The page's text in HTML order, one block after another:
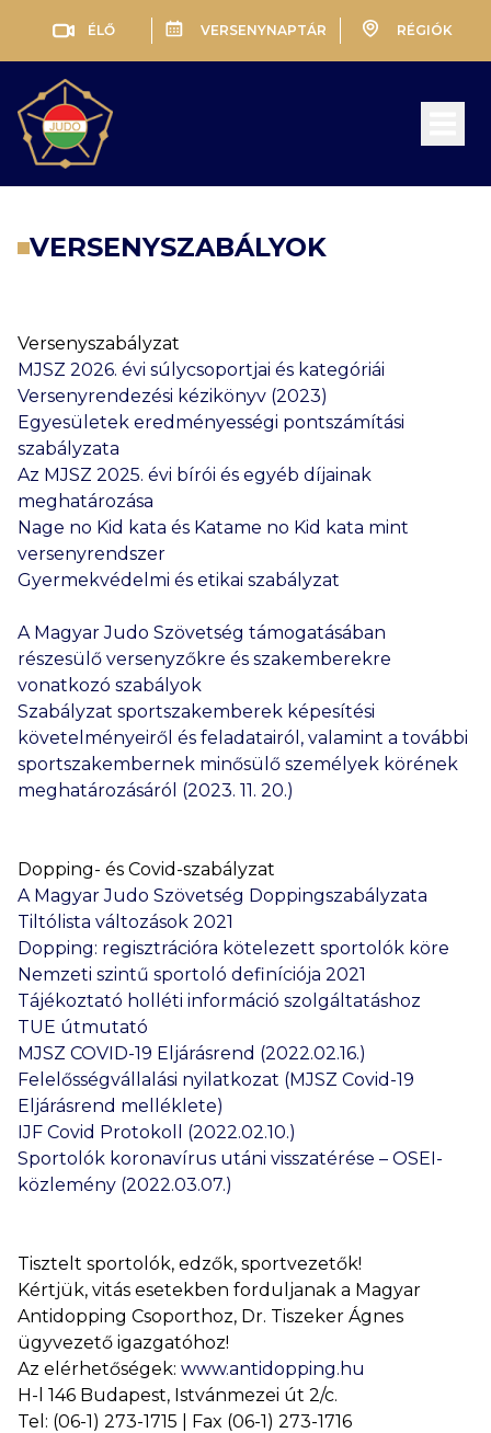
ÉLŐ VERSENYNAPTÁR RÉGIÓK
VERSENYSZABÁLYOK
Versenyszabályzat
MJSZ 2026. évi súlycsoportjai és kategóriái
Versenyrendezési kézikönyv (2023)
Egyesületek eredményességi pontszámítási
szabályzata
Az MJSZ 2025. évi bírói és egyéb díjainak
meghatározása
Nage no Kid kata és Katame no Kid kata mint
versenyrendszer
Gyermekvédelmi és etikai szabályzat
A Magyar Judo Szövetség támogatásában
részesülő versenyzőkre és szakemberekre
vonatkozó szabályok
Szabályzat sportszakemberek képesítési
követelményeiről és feladatairól, valamint a további
sportszakembernek minősülő személyek körének
meghatározásáról (2023. 11. 20.)
Dopping- és Covid-szabályzat
A Magyar Judo Szövetség Doppingszabályzata
Tiltólista változások 2021
Dopping: regisztrációra kötelezett sportolók köre
Nemzeti szintű sportoló definíciója 2021
Tájékoztató holléti információ szolgáltatáshoz
TUE útmutató
MJSZ COVID-19 Eljárásrend (2022.02.16.)
Felelősségvállalási nyilatkozat (MJSZ Covid-19
Eljárásrend melléklete)
IJF Covid Protokoll (2022.02.10.)
Sportolók koronavírus utáni visszatérése – OSEI-
közlemény (2022.03.07.)
Tisztelt sportolók, edzők, sportvezetők!
Kértjük, vitás esetekben forduljanak a Magyar
Antidopping Csoporthoz, Dr. Tiszeker Ágnes
ügyvezető igazgatóhoz!
Az elérhetőségek: www.antidopping.hu
H-l 146 Budapest, Istvánmezei út 2/c.
Tel: (06-1) 273-1715 | Fax (06-1) 273-1716